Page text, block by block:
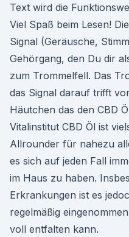
Text wird die
Viel Spaß beim Lesen!
Signal (Geräusche,
Gehörgang, den Du dir
zum Trommelfell. Das
das Signal darauf trifft
Häutchen das den CBD
Vitalinstitut CBD Öl ist
Allrounder für nahezu
es sich auf jeden Fall
im Haus zu haben.
Erkrankungen ist es
regelmäßig
voll entfalten kann.